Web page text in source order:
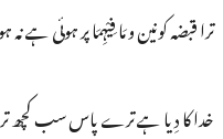
ترا قبضہ کونین و مَا فِیْہِمَا پر ہوئی
خدا کا دِیا ہے ترے پاس سب کچھ